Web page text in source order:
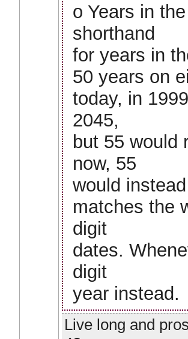
o Years in
shorthand
for years in
50 years on
today, in
2045,
but 55 would
now, 55
would
matches the
digit
dates.
digit
year instead.
Live long and